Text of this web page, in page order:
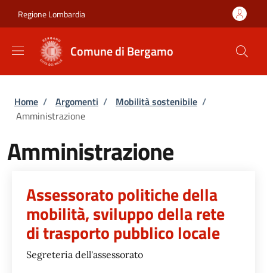
Regione Lombardia
Comune di Bergamo
Briciole di pane
Home / Argomenti / Mobilità sostenibile /
Amministrazione
Amministrazione
Assessorato politiche della
mobilità, sviluppo della rete
di trasporto pubblico locale
Segreteria dell'assessorato